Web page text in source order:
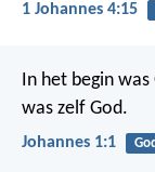
1 Johannes 4:15
In het begin
was zelf God.
Johannes 1:1 God